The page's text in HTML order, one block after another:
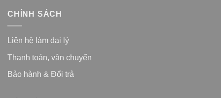
CHÍNH SÁCH
Liên hệ làm đại lý
Thanh toán, vận chuyển
Bảo hành & Đổi trả